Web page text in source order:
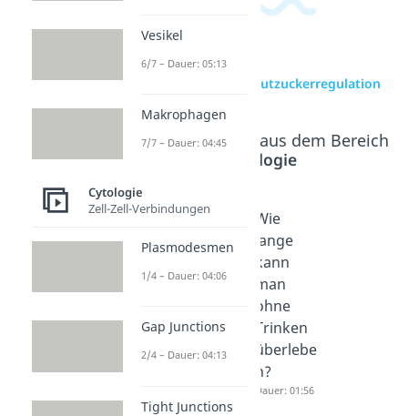
zur Videoseite: Blutzuckerregulation
Beliebte Inhalte aus dem Bereich
Cytologie
Antibioti
ka und
Dauer: 03:15
Wie
lange
man
Essen
überlebe
Wie
lange
kann
man
ohne
Trinken
überlebe
n?
Dauer: 01:56
Vesikel
6/7 – Dauer: 05:13
Makrophagen
7/7 – Dauer: 04:45
Cytologie
Zell-Zell-Verbindungen
Plasmodesmen
1/4 – Dauer: 04:06
Gap Junctions
2/4 – Dauer: 04:13
Tight Junctions